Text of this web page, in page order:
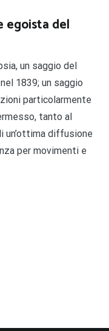
egoista del
un saggio del
1839; un saggio
particolarmente
tanto al
un’ottima diffusione
per movimenti e